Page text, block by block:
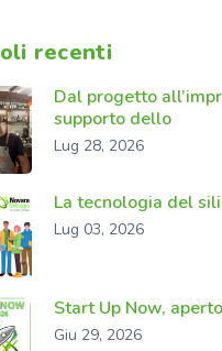
recenti
Dal progetto
supporto dello
Lug 28, 2026
La tecnologia del
Lug 03, 2026
Start Up Now,
Giu 29, 2026